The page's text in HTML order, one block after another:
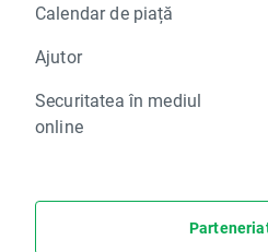
Calendar de piață
Ajutor
Securitatea în mediul
online